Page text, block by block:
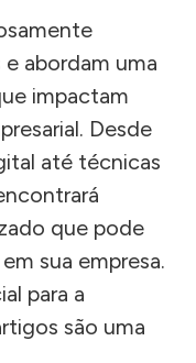
abordam uma
impactam
Desde
até técnicas
que pode
sua empresa.
para a
são uma